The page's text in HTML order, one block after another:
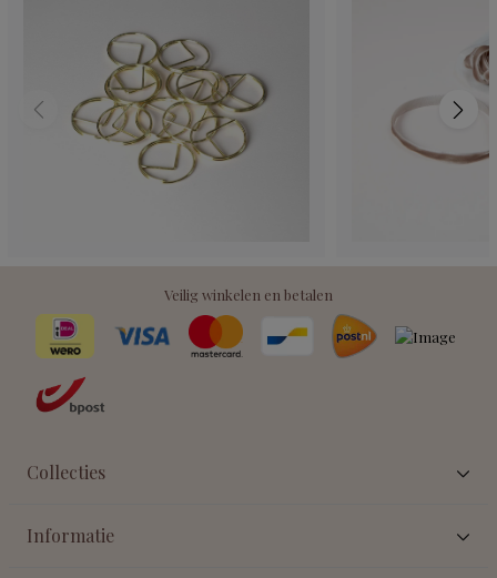
Veilig winkelen en betalen
Collecties
Informatie